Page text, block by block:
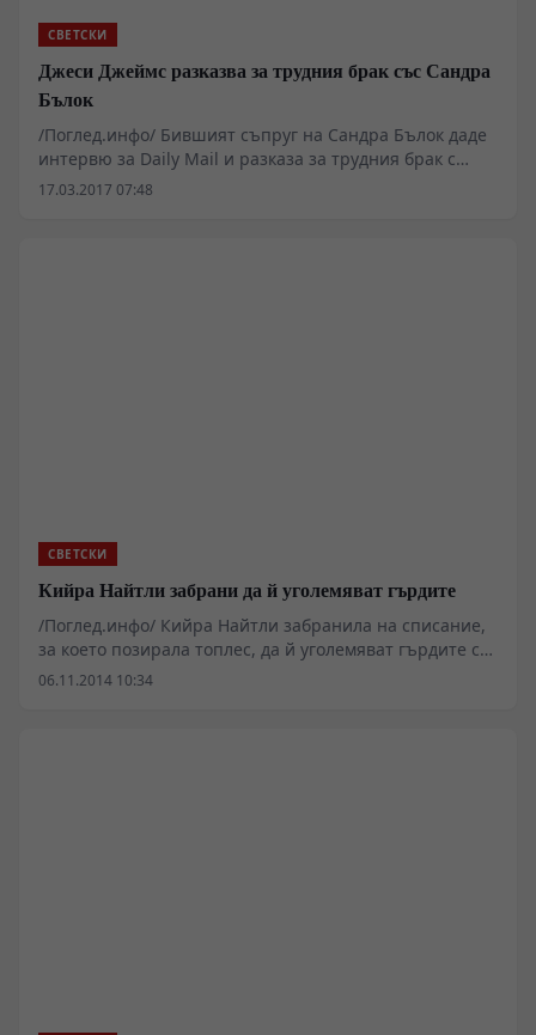
издирвателните отряди.
СВЕТСКИ
Джеси Джеймс разказва за трудния брак със Сандра
Бълок
/Поглед.инфо/ Бившият съпруг на Сандра Бълок даде
интервю за Daily Mail и разказа за трудния брак с
актрисата.
17.03.2017 07:48
СВЕТСКИ
Кийра Найтли забрани да й уголемяват гърдите
/Поглед.инфо/ Кийра Найтли забранила на списание,
за което позирала топлес, да й уголемяват гърдите с
фотошоп.
06.11.2014 10:34